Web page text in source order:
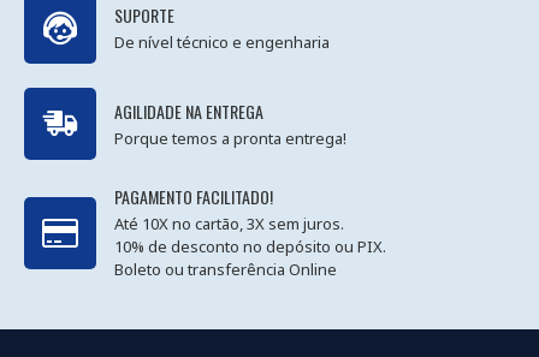
SUPORTE
De nível técnico e engenharia
AGILIDADE NA ENTREGA
Porque temos a pronta entrega!
PAGAMENTO FACILITADO!
Até 10X no cartão, 3X sem juros.
10% de desconto no depósito ou PIX.
Boleto ou transferência Online